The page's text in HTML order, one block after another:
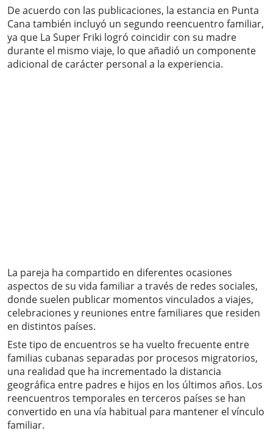
De acuerdo con las publicaciones, la estancia en Punta
Cana también incluyó un segundo reencuentro familiar,
ya que La Super Friki logró coincidir con su madre
durante el mismo viaje, lo que añadió un componente
adicional de carácter personal a la experiencia.
La pareja ha compartido en diferentes ocasiones
aspectos de su vida familiar a través de redes sociales,
donde suelen publicar momentos vinculados a viajes,
celebraciones y reuniones entre familiares que residen
en distintos países.
Este tipo de encuentros se ha vuelto frecuente entre
familias cubanas separadas por procesos migratorios,
una realidad que ha incrementado la distancia
geográfica entre padres e hijos en los últimos años. Los
reencuentros temporales en terceros países se han
convertido en una vía habitual para mantener el vínculo
familiar.